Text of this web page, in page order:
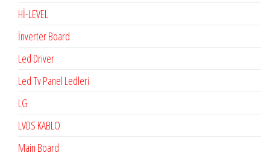
Hİ-LEVEL
İnverter Board
Led Driver
Led Tv Panel Ledleri
LG
LVDS KABLO
Main Board